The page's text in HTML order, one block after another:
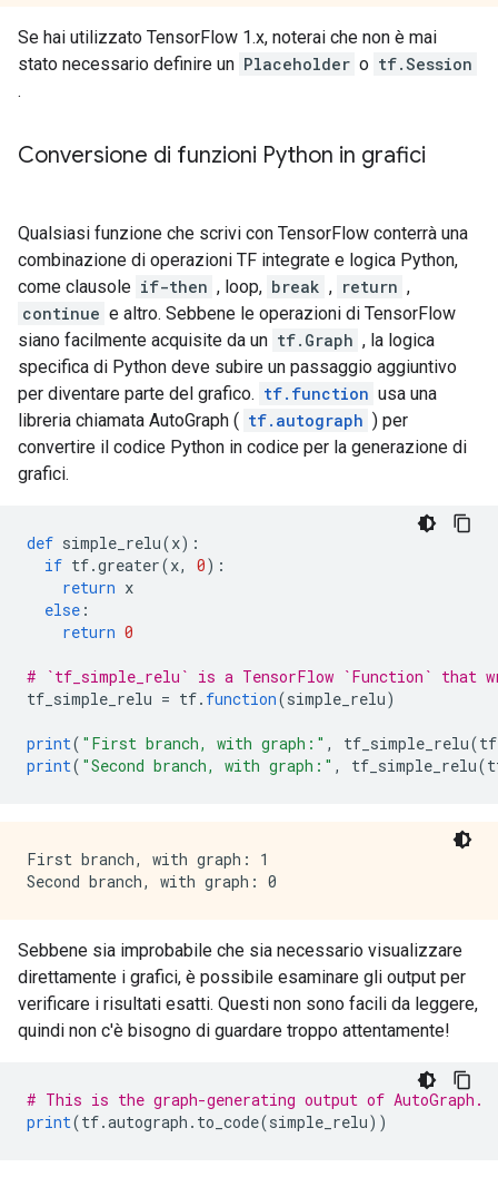
Se hai utilizzato TensorFlow 1.x, noterai che non è mai
stato necessario definire un Placeholder o tf.Session
.
Conversione di funzioni Python in grafici
Qualsiasi funzione che scrivi con TensorFlow conterrà una
combinazione di operazioni TF integrate e logica Python,
come clausole if-then , loop, break , return ,
continue e altro. Sebbene le operazioni di TensorFlow
siano facilmente acquisite da un tf.Graph , la logica
specifica di Python deve subire un passaggio aggiuntivo
per diventare parte del grafico. tf.function usa una
libreria chiamata AutoGraph ( tf.autograph ) per
convertire il codice Python in codice per la generazione di
grafici.
def simple_relu(x):
if tf.greater(x, 0):
return x
else :
return 0
# `tf_simple_relu` is a TensorFlow `Function` that
tf_simple_relu = tf. function(simple_relu)
print( "First branch, with graph:" , tf_simple_relu(tf
print( "Second branch, with graph:" , tf_simple_relu(
First branch, with graph: 1
Sebbene sia improbabile che sia necessario visualizzare
direttamente i grafici, è possibile esaminare gli output per
verificare i risultati esatti. Questi non sono facili da leggere,
quindi non c'è bisogno di guardare troppo attentamente!
# This is the graph-generating output of AutoGraph.
print(tf.autograph . to_code(simple_relu))